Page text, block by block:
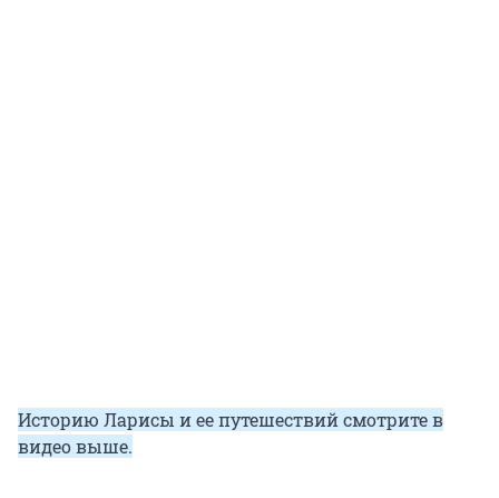
Историю Ларисы и ее путешествий смотрите в
видео выше.